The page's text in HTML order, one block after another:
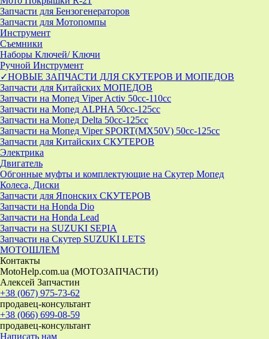
Запчасти для Бензогенераторов
Запчасти для Мотопомпы
Инструмент
Съемники
Наборы Ключей/ Ключи
Ручной Инструмент
✓НОВЫЕ ЗАПЧАСТИ ДЛЯ СКУТЕРОВ И МОПЕДОВ
Запчасти для Китайских МОПЕДОВ
Запчасти на Мопед Viper Activ 50cc-110cc
Запчасти на Мопед ALPHA 50cc-125cc
Запчасти на Мопед Delta 50cc-125cc
Запчасти на Мопед Viper SPORT(MX50V) 50cc-125cc
Запчасти для Китайских СКУТЕРОВ
Электрика
Двигатель
Обгонные муфты и комплектующие на Скутер Мопед
Колеса, Диски
Запчасти для Японских СКУТЕРОВ
Запчасти на Honda Dio
Запчасти на Honda Lead
Запчасти на SUZUKI SEPIA
Запчасти на Скутер SUZUKI LETS
МОТОШЛЕМ
Контакты
MotoHelp.com.ua (МОТОЗАПЧАСТИ)
Алексей Запчастин
+38 (067) 975-73-62
продавец-консультант
+38 (066) 699-08-59
продавец-консультант
Написать нам